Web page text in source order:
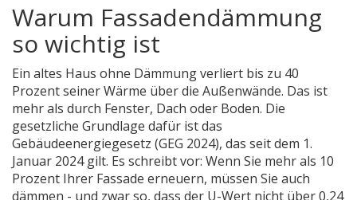
Warum Fassadendämmung
so wichtig ist
Ein altes Haus ohne Dämmung verliert bis zu 40
Prozent seiner Wärme über die Außenwände. Das ist
mehr als durch Fenster, Dach oder Boden. Die
gesetzliche Grundlage dafür ist das
Gebäudeenergiegesetz (GEG 2024), das seit dem 1.
Januar 2024 gilt. Es schreibt vor: Wenn Sie mehr als 10
Prozent Ihrer Fassade erneuern, müssen Sie auch
dämmen - und zwar so, dass der U-Wert nicht über 0,24